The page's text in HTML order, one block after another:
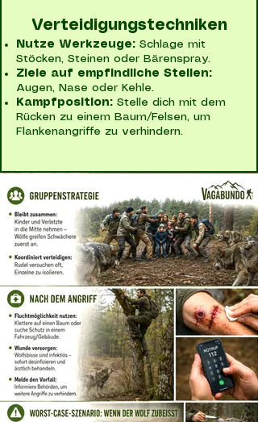
Verteidigungstechniken
Nutze Werkzeuge: Schlage mit
Stöcken, Steinen oder Bärenspray.
Ziele auf empfindliche Stellen:
Augen, Nase oder Kehle.
Kampfposition: Stelle dich mit dem
Rücken zu einem Baum/Felsen, um
Flankenangriffe zu verhindern.